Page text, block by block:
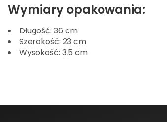
Wymiary opakowania:
Długość: 36 cm
Szerokość: 23 cm
Wysokość: 3,5 cm